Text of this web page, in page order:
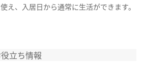
え、入居日から通常に生活ができます。
立ち情報